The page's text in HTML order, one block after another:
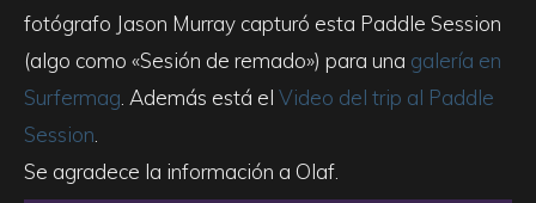
fotógrafo Jason Murray capturó esta Paddle Session
(algo como «Sesión de remado») para una galería en
Surfermag . Además está el Video del trip al Paddle
Session
Se agradece la información a Olaf.